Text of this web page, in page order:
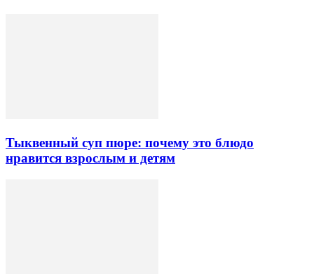
Тыквенный суп пюре: почему это блюдо
нравится взрослым и детям